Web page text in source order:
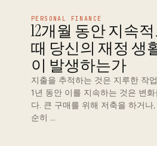
PERSONAL FINANCE
12개월 동안 지속
때 당신의 재정 생
이 발생하는가
지출을 추적하는 것은 지루한 작
1년 동안 이를 지속하는 것은 변
다. 큰 구매를 위해 저축을 하거나
순히 …